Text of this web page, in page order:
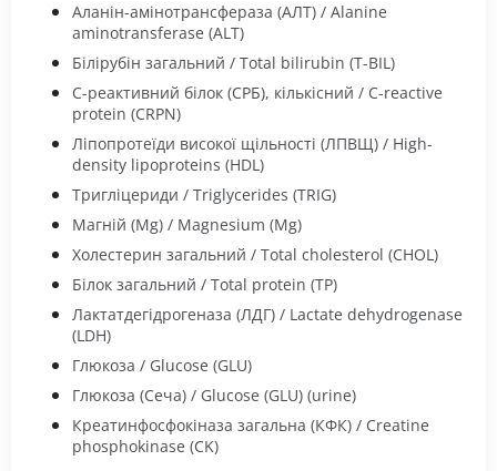
Аланін-амінотрансфераза (АЛТ) / Alanine
aminotransferase (ALT)
Білірубін загальний / Total bilirubin (T-BIL)
С-реактивний білок (СРБ), кількісний / C-reactive
protein (CRPN)
Ліпопротеїди високої щільності (ЛПВЩ) / High-
density lipoproteins (HDL)
Тригліцериди / Triglycerides (TRIG)
Магній (Mg) / Magnesium (Mg)
Холестерин загальний / Total cholesterol (CHOL)
Білок загальний / Total protein (ТР)
Лактатдегідрогеназа (ЛДГ) / Lactate dehydrogenase
(LDH)
Глюкоза / Glucose (GLU)
Глюкоза (Сеча) / Glucose (GLU) (urine)
Креатинфосфокіназа загальна (КФК) / Creatine
phosphokinase (CK)